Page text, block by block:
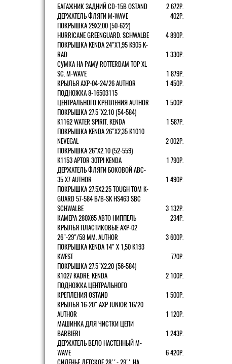
БАГАЖНИК ЗАДНИЙ CD-15B OSTAND
2 672Р.
ДЕРЖАТЕЛЬ ФЛЯГИ M-WAVE
402Р.
ПОКРЫШКА 29X2.00 (50-622)
HURRICANE GREENGUARD. SCHWALBE
4 890Р.
ПОКРЫШКА KENDA 24"Х1,95 K905 K-
RAD
1 330Р.
СУМКА НА РАМУ ROTTERDAM TOP XL
SC. M-WAVE
1 879Р.
КРЫЛЬЯ AXP-04-24/26 AUTHOR
1 450Р.
ПОДНОЖКА 8-16503115
ЦЕНТРАЛЬНОГО КРЕПЛЕНИЯ AUTHOR
1 500Р.
ПОКРЫШКА 27.5"Х2.10 (54-584)
K1162 WATER SPIRIT. KENDA
1 587Р.
ПОКРЫШКА KENDA 26"Х2,35 K1010
NEVEGAL
2 002Р.
ПОКРЫШКА 26"Х2.10 (52-559)
K1153 APTOR 30TPI KENDA
1 790Р.
ДЕРЖАТЕЛЬ ФЛЯГИ БОКОВОЙ ABC-
35 X7 AUTHOR
1 490Р.
ПОКРЫШКА 27.5X2.25 TOUGH TOM K-
GUARD 57-584 B/B-SK HS463 SBC
SCHWALBE
3 132Р.
КАМЕРА 280Х65 АВТО НИППЕЛЬ
234Р.
КРЫЛЬЯ ПЛАСТИКОВЫЕ AXP-02
26"-29"/58 ММ. AUTHOR
3 600Р.
ПОКРЫШКА KENDA 14" Х 1,50 K193
KWEST
770Р.
ПОКРЫШКА 27.5"Х2.20 (56-584)
K1027 KADRE. KENDA
2 100Р.
ПОДНОЖКА ЦЕНТРАЛЬНОГО
КРЕПЛЕНИЯ OSTAND
1 500Р.
КРЫЛЬЯ 16-20" AXP JUNIOR 16/20
AUTHOR
1 120Р.
МАШИНКА ДЛЯ ЧИСТКИ ЦЕПИ
BARBIERI
1 243Р.
ДЕРЖАТЕЛЬ ВЕЛО НАСТЕННЫЙ M-
WAVE
6 420Р.